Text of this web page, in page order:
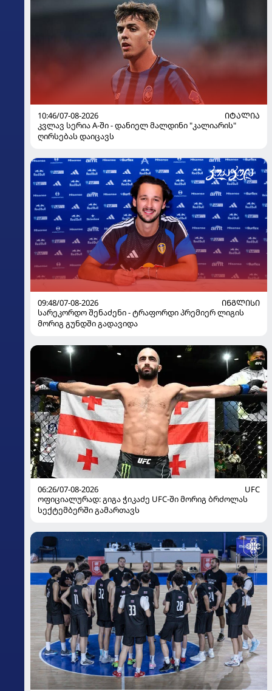
10:46/07-08-2026
ᲘᲢᲐᲚᲘᲐ
კვლავ სერია A-ში - დანიელ მალდინი "კალიარის"
ღირსებას დაიცავს
09:48/07-08-2026
ᲘᲜᲒᲚᲘᲡᲘ
სარეკორდო შენაძენი - ტრაფორდი პრემიერ ლიგის
მორიგ გუნდში გადავიდა
06:26/07-08-2026
UFC
ოფიციალურად: გიგა ჭიკაძე UFC-ში მორიგ ბრძოლას
სექტემბერში გამართავს